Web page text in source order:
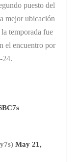
puesto del
mejor ubicación
temporada fue
el encuentro por
24.
May 21,